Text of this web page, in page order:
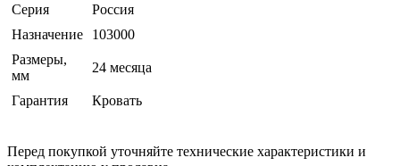
Серия
Россия
Назначение
103000
Размеры,
мм
24 месяца
Гарантия Кровать
Перед покупкой уточняйте технические характеристики и